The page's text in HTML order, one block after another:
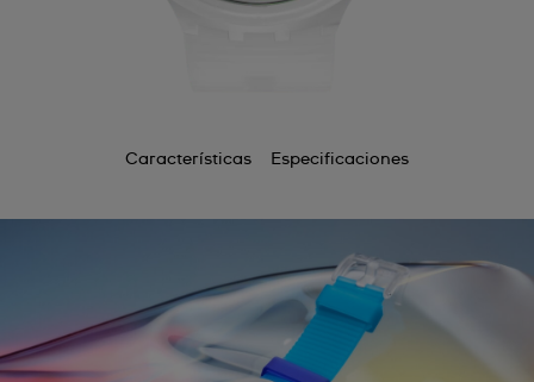
Características Especificaciones